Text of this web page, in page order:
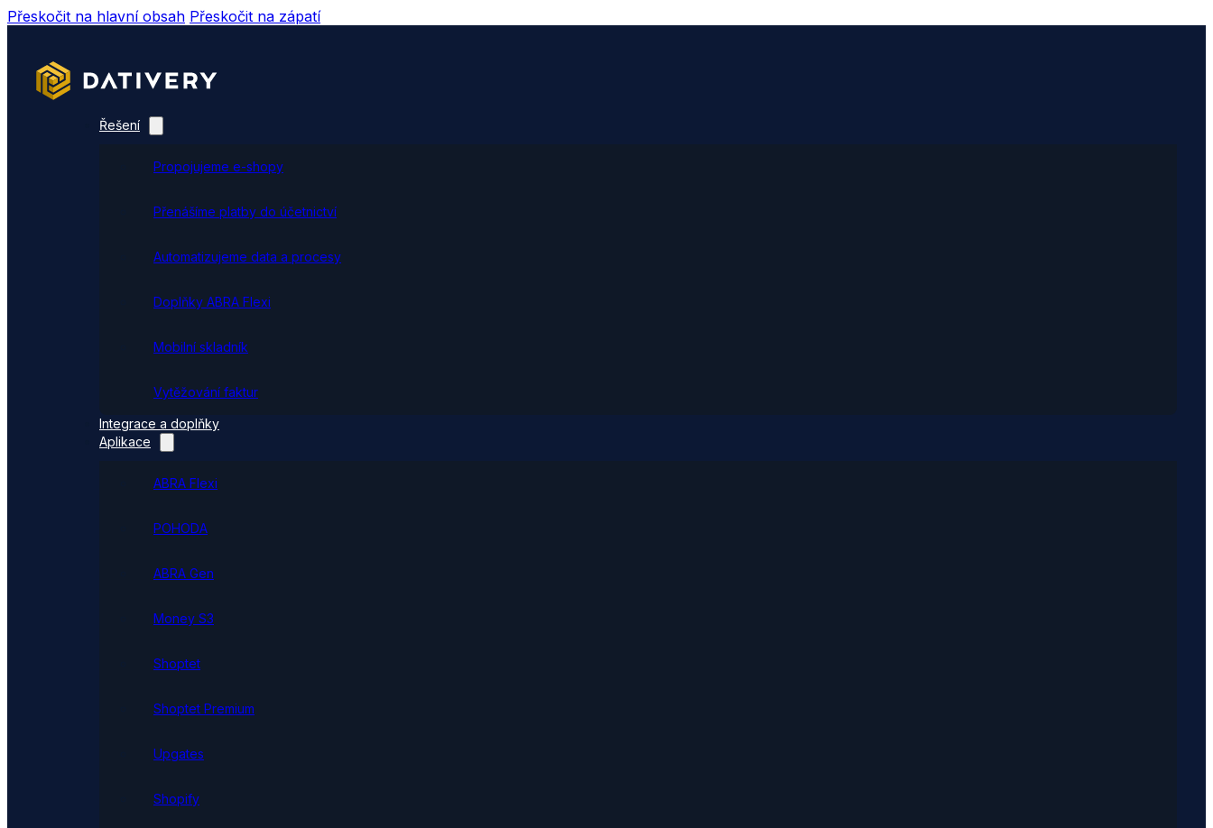
Přeskočit na hlavní obsah Přeskočit na zápatí
Řešení
Propojujeme e-shopy
Přenášíme platby do účetnictví
Automatizujeme data a procesy
Doplňky ABRA Flexi
Mobilní skladník
Vytěžování faktur
Integrace a doplňky
Aplikace
ABRA Flexi
POHODA
ABRA Gen
Money S3
Shoptet
Shoptet Premium
Upgates
Shopify